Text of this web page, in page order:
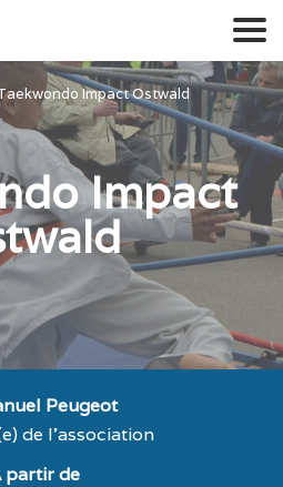
Impact Ostwald
Impact
Peugeot
de l'association
partir de